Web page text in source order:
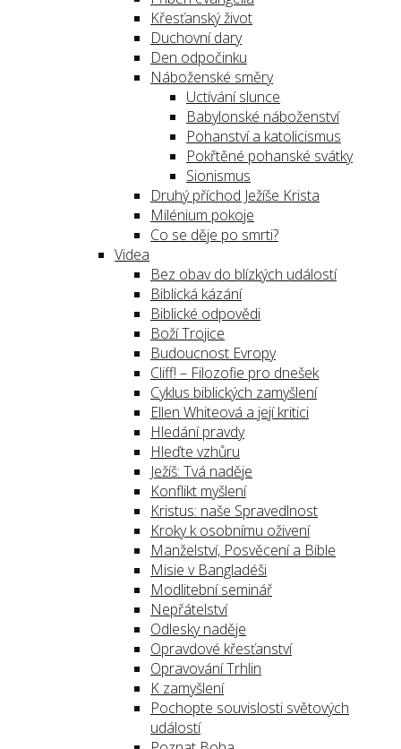
Křesťanský život
Duchovní dary
Den odpočinku
Náboženské směry
Uctívání slunce
Babylonské náboženství
Pohanství a katolicismus
Pokřtěné pohanské svátky
Sionismus
Druhý příchod Ježíše Krista
Milénium pokoje
Co se děje po smrti?
Videa
Bez obav do blízkých událostí
Biblická kázání
Biblické odpovědi
Boží Trojice
Budoucnost Evropy
Cliff! – Filozofie pro dnešek
Cyklus biblických zamyšlení
Ellen Whiteová a její kritici
Hledání pravdy
Hleďte vzhůru
Ježíš: Tvá naděje
Konflikt myšlení
Kristus: naše Spravedlnost
Kroky k osobnímu oživení
Manželství, Posvěcení a Bible
Misie v Bangladéši
Modlitební seminář
Nepřátelství
Odlesky naděje
Opravdové křesťanství
Opravování Trhlin
K zamyšlení
Pochopte souvislosti světových
událostí